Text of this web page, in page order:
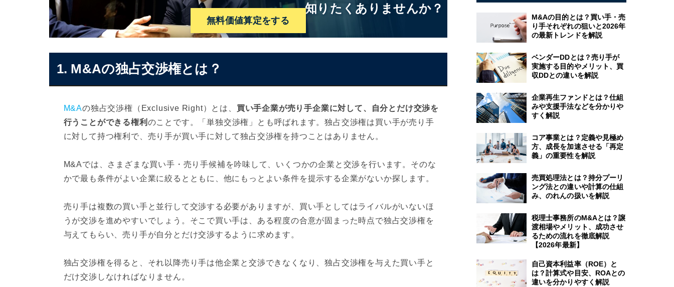
知りたくありませんか？
無料価値算定をする
1. M&Aの独占交渉権とは？
M&Aの独占交渉権（Exclusive Right）とは、 買い手企業が売り手企業に対して、自分とだけ交渉を
行うことができる権利 のことです。「単独交渉権」とも呼ばれます。独占交渉権は買い手が売り手
に対して持つ権利で、売り手が買い手に対して独占交渉権を持つことはありません。
M&Aでは、さまざまな買い手・売り手候補を吟味して、いくつかの企業と交渉を行います。そのな
かで最も条件がよい企業に絞るとともに、他にもっとよい条件を提示する企業がないか探します。
売り手は複数の買い手と並行して交渉する必要がありますが、買い手としてはライバルがいないほ
うが交渉を進めやすいでしょう。そこで買い手は、ある程度の合意が固まった時点で独占交渉権を
与えてもらい、売り手が自分とだけ交渉するように求めます。
独占交渉権を得ると、それ以降売り手は他企業と交渉できなくなり、独占交渉権を与えた買い手と
だけ交渉しなければなりません。
M&Aの目的とは？買い手・売
り手それぞれの狙いと2026年
の最新トレンドを解説
ベンダーDDとは？売り手が
実施する目的やメリット、買
収DDとの違いを解説
企業再生ファンドとは？仕組
みや支援手法などを分かりや
すく解説
コア事業とは？定義や見極め
方、成長を加速させる「再定
義」の重要性を解説
売買処理法とは？持分プーリ
ング法との違いや計算の仕組
み、のれんの扱いを解説
税理士事務所のM&Aとは？譲
渡相場やメリット、成功させ
るための流れを徹底解説
【2026年最新】
自己資本利益率（ROE）と
は？計算式や目安、ROAとの
違いを分かりやすく解説